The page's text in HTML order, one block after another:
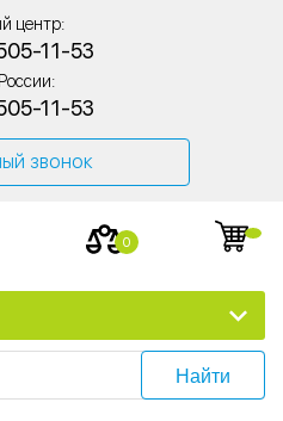
центр:
11-53
11-53
звонок
0
Найти